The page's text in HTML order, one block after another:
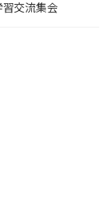
交流集会